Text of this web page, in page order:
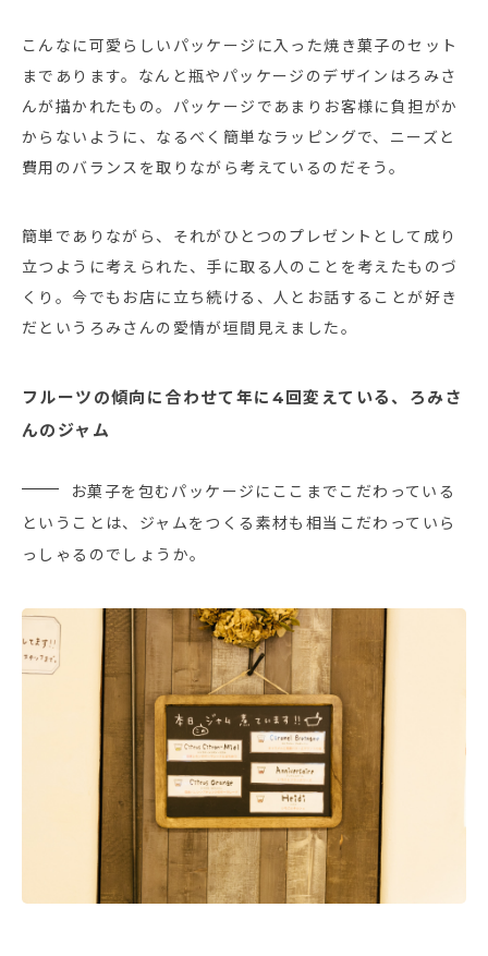
こんなに可愛らしいパッケージに入った焼き菓子のセット
まであります。なんと瓶やパッケージのデザインはろみさ
んが描かれたもの。パッケージであまりお客様に負担がか
からないように、なるべく簡単なラッピングで、ニーズと
費用のバランスを取りながら考えているのだそう。
簡単でありながら、それがひとつのプレゼントとして成り
立つように考えられた、手に取る人のことを考えたものづ
くり。今でもお店に立ち続ける、人とお話することが好き
だというろみさんの愛情が垣間見えました。
フルーツの傾向に合わせて年に4回変えている、ろみさ
んのジャム
お菓子を包むパッケージにここまでこだわっている
ということは、ジャムをつくる素材も相当こだわっていら
っしゃるのでしょうか。